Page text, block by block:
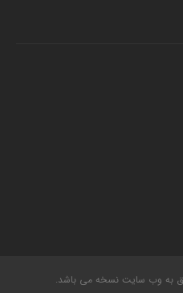
به وب سایت نسخه می باشد.